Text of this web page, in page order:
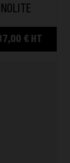
€ HT